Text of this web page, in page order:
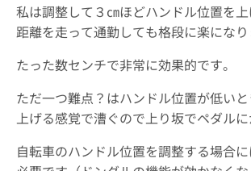
私は調整して３㎝ほどハンドル位置を
距離を走って通勤しても格段に楽になり
たった数センチで非常に効果的です。
ただ一つ難点？はハンドル位置が低い
上げる感覚で漕ぐので上り坂でペダル
自転車のハンドル位置を調整する場合